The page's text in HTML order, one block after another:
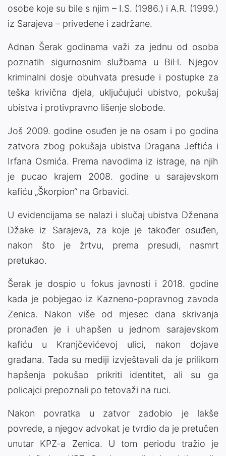
osobe koje su bile s njim – I.S. (1986.) i A.R. (1999.)
iz Sarajeva – privedene i zadržane.
Adnan Šerak godinama važi za jednu od osoba
poznatih sigurnosnim službama u BiH. Njegov
kriminalni dosje obuhvata presude i postupke za
teška krivična djela, uključujući ubistvo, pokušaj
ubistva i protivpravno lišenje slobode.
Još 2009. godine osuđen je na osam i po godina
zatvora zbog pokušaja ubistva Dragana Jeftića i
Irfana Osmića. Prema navodima iz istrage, na njih
je pucao krajem 2008. godine u sarajevskom
kafiću „Škorpion“ na Grbavici.
U evidencijama se nalazi i slučaj ubistva Dženana
Džake iz Sarajeva, za koje je također osuđen,
nakon što je žrtvu, prema presudi, nasmrt
pretukao.
Šerak je dospio u fokus javnosti i 2018. godine
kada je pobjegao iz Kazneno-popravnog zavoda
Zenica. Nakon više od mjesec dana skrivanja
pronađen je i uhapšen u jednom sarajevskom
kafiću u Kranjčevićevoj ulici, nakon dojave
građana. Tada su mediji izvještavali da je prilikom
hapšenja pokušao prikriti identitet, ali su ga
policajci prepoznali po tetovaži na ruci.
Nakon povratka u zatvor zadobio je lakše
povrede, a njegov advokat je tvrdio da je pretučen
unutar KPZ-a Zenica. U tom periodu tražio je